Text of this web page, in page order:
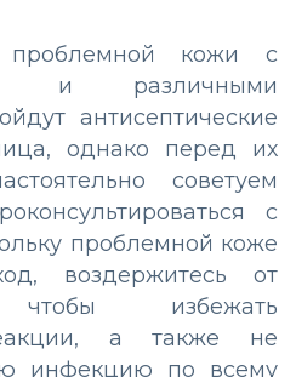
проблемной кожи с
и различными
антисептические
однако перед их
советуем
с
проблемной коже
воздержитесь от
чтобы избежать
а также не
инфекцию по всему